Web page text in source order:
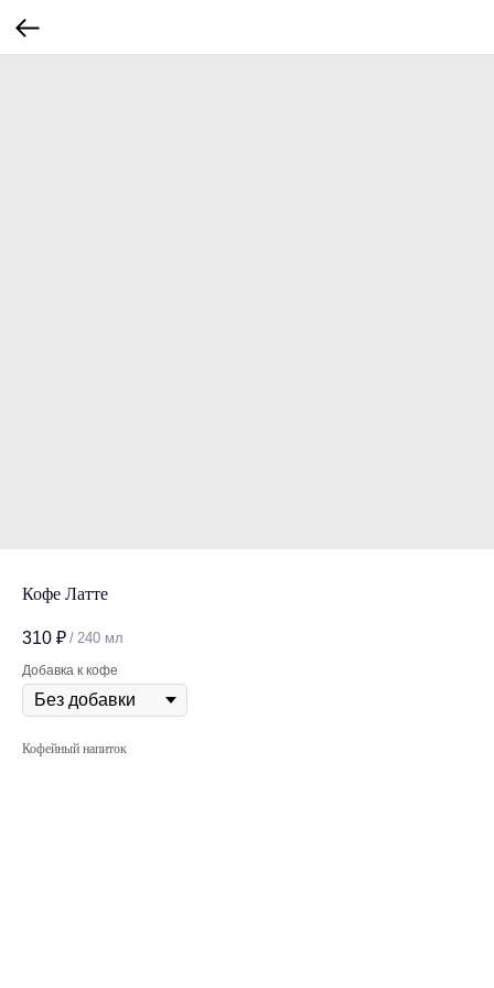
Кофе Латте
310 ₽ / 240 мл
Добавка к кофе
Кофейный напиток